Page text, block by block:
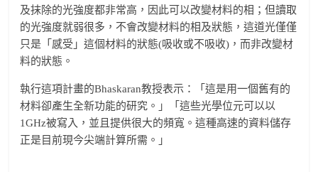
及抹除的光強度都非常高，因此可以改變材料的相；但讀取
的光強度就弱很多，不會改變材料的相及狀態，這道光僅僅
只是「感受」這個材料的狀態(吸收或不吸收)，而非改變材
料的狀態。
執行這項計畫的Bhaskaran教授表示：「這是用一個舊有的
材料卻產生全新功能的研究。」「這些光學位元可以以
1GHz被寫入，並且提供很大的頻寬。這種高速的資料儲存
正是目前現今尖端計算所需。」